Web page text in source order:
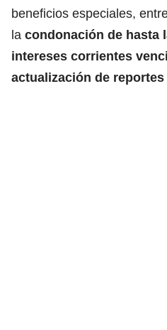
beneficios especiales,
la condonación de hasta
intereses corrientes
actualización de